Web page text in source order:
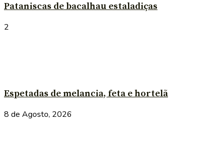
Pataniscas de bacalhau estaladiças
2
Espetadas de melancia, feta e hortelã
8 de Agosto, 2026